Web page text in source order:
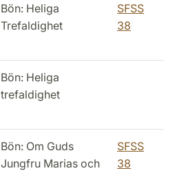
Bön: Heliga
Trefaldighet
SFSS
38
Bön: Heliga
trefaldighet
Bön: Om Guds
Jungfru Marias och
SFSS
38